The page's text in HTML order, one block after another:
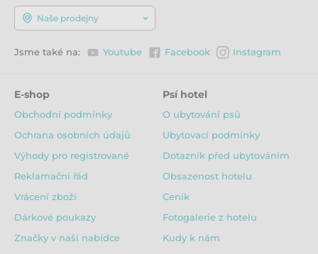
Naše prodejny
Jsme také na: Youtube Facebook Instagram
E-shop
Obchodní podmínky
Ochrana osobních údajů
Výhody pro registrované
Reklamační řád
Vrácení zboží
Dárkové poukazy
Značky v naší nabídce
Psí hotel
O ubytování psů
Ubytovací podmínky
Dotazník před ubytováním
Obsazenost hotelu
Ceník
Fotogalerie z hotelu
Kudy k nám